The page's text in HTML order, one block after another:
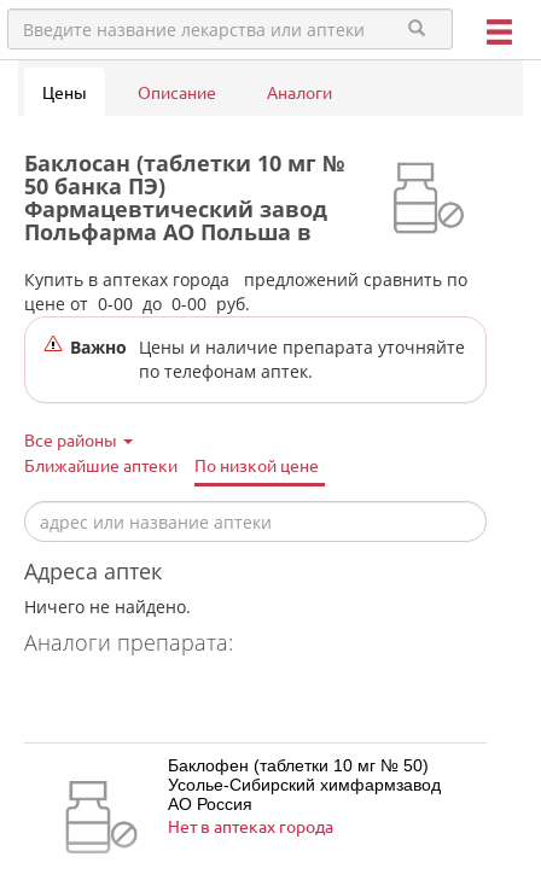
Цены Описание Аналоги
Баклосан (таблетки 10 мг №
50 банка ПЭ)
Фармацевтический завод
Польфарма АО Польша в
аптеках города
Краснотурьинска
Купить в аптеках города
предложений сравнить по
цене от 0-00 до 0-00 руб.
Важно
Цены и наличие препарата уточняйте
по телефонам аптек.
Все районы
Ближайшие аптеки
По низкой цене
Адреса аптек
Ничего не найдено.
Аналоги препарата:
Баклофен (таблетки 10 мг № 50)
Усолье-Сибирский химфармзавод
АО Россия
Нет в аптеках города